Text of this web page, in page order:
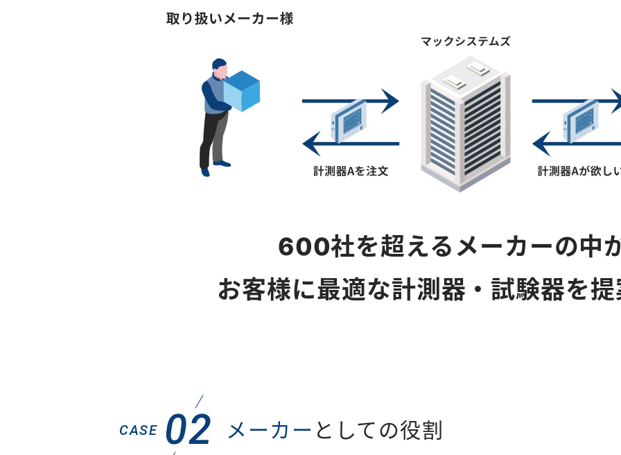
600社を超えるメーカーの中
お客様に最適な計測器・試験器を
CASE 02 メーカー としての役割